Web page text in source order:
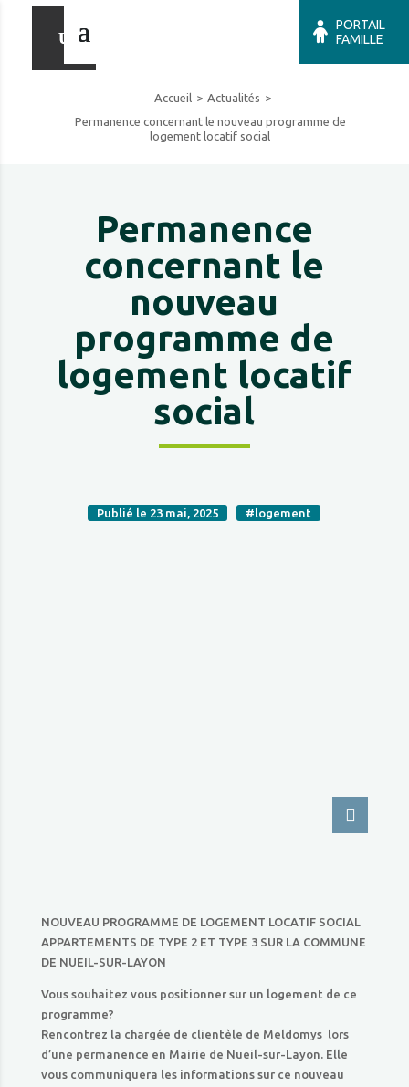
PORTAIL
FAMILLE
Accueil
Actualités
Permanence concernant le nouveau programme de
logement locatif social
Permanence
concernant le
nouveau
programme de
logement locatif
social
Publié le 23 mai, 2025 #logement
NOUVEAU PROGRAMME DE LOGEMENT LOCATIF SOCIAL
APPARTEMENTS DE TYPE 2 ET TYPE 3 SUR LA COMMUNE
DE NUEIL-SUR-LAYON
Vous souhaitez vous positionner sur un logement de ce
programme?
Rencontrez la chargée de clientèle de Meldomys lors
d’une permanence en Mairie de Nueil-sur-Layon. Elle
vous communiquera les informations sur ce nouveau